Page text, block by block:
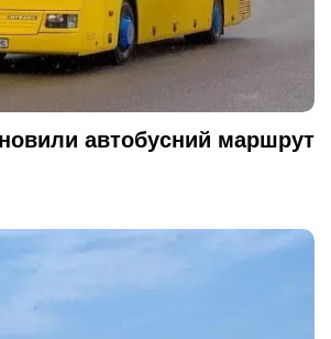
автобусний маршрут